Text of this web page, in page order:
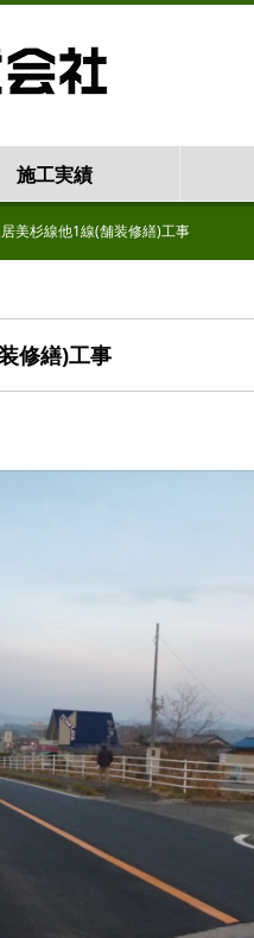
施工実績
美杉線他1線(舗装修繕)工事
修繕)工事